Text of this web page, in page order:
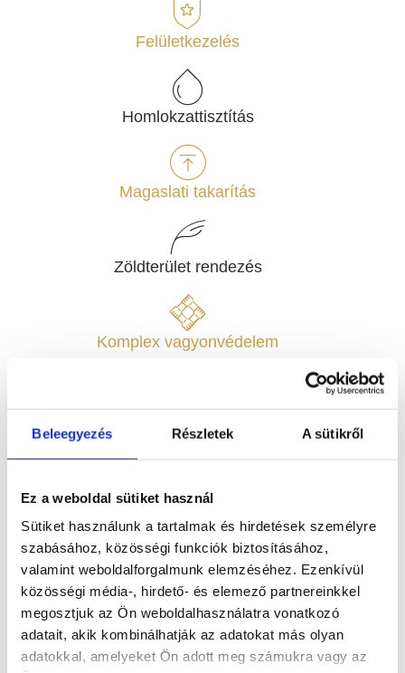
Beleegyezés Részletek A sütikről
Ez a weboldal sütiket használ
Sütiket használunk a tartalmak és hirdetések személyre
szabásához, közösségi funkciók biztosításához,
valamint weboldalforgalmunk elemzéséhez. Ezenkívül
közösségi média-, hirdető- és elemező partnereinkkel
megosztjuk az Ön weboldalhasználatra vonatkozó
adatait, akik kombinálhatják az adatokat más olyan
adatokkal, amelyeket Ön adott meg számukra vagy az
Felületkezelés
Homlokzattisztítás
Magaslati takarítás
Zöldterület rendezés
Komplex vagyonvédelem
Munkaruházat, munkavédelmi eszközök
Munkaerő kölcsönzés
Burkolatok, szaniterek és fürdőszobabútorok